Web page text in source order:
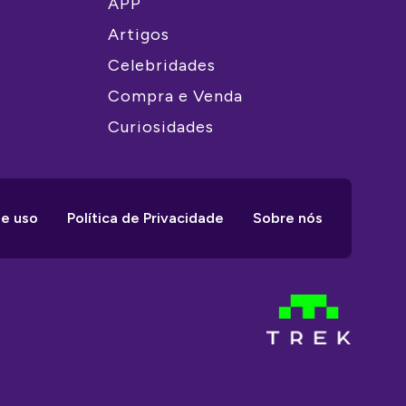
Artigos
Celebridades
Compra e Venda
Curiosidades
uso Política de Privacidade Sobre nós